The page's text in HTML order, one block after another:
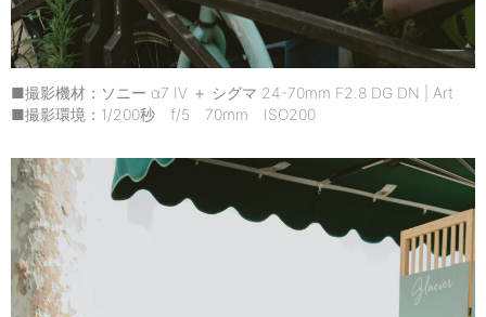
■撮影機材：ソニー α7 IV ＋ シグマ 24-70mm F2.8 DG DN | Art
■撮影環境：1/200秒 f/5 70mm ISO200